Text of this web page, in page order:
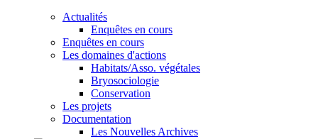
Actualités
Enquêtes en cours
Enquêtes en cours
Les domaines d'actions
Habitats/Asso. végétales
Bryosociologie
Conservation
Les projets
Documentation
Les Nouvelles Archives